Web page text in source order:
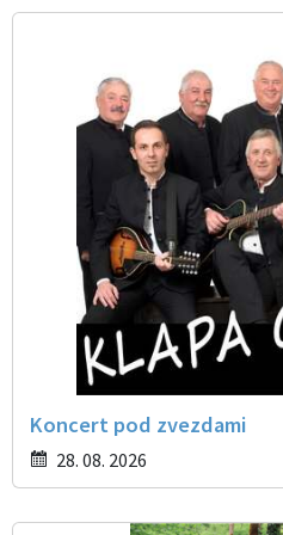
Koncert pod zvezdami
28. 08. 2026